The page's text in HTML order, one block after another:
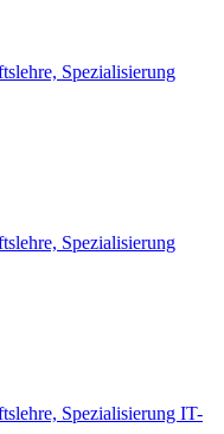
Spezialisierung
Spezialisierung
Spezialisierung IT-